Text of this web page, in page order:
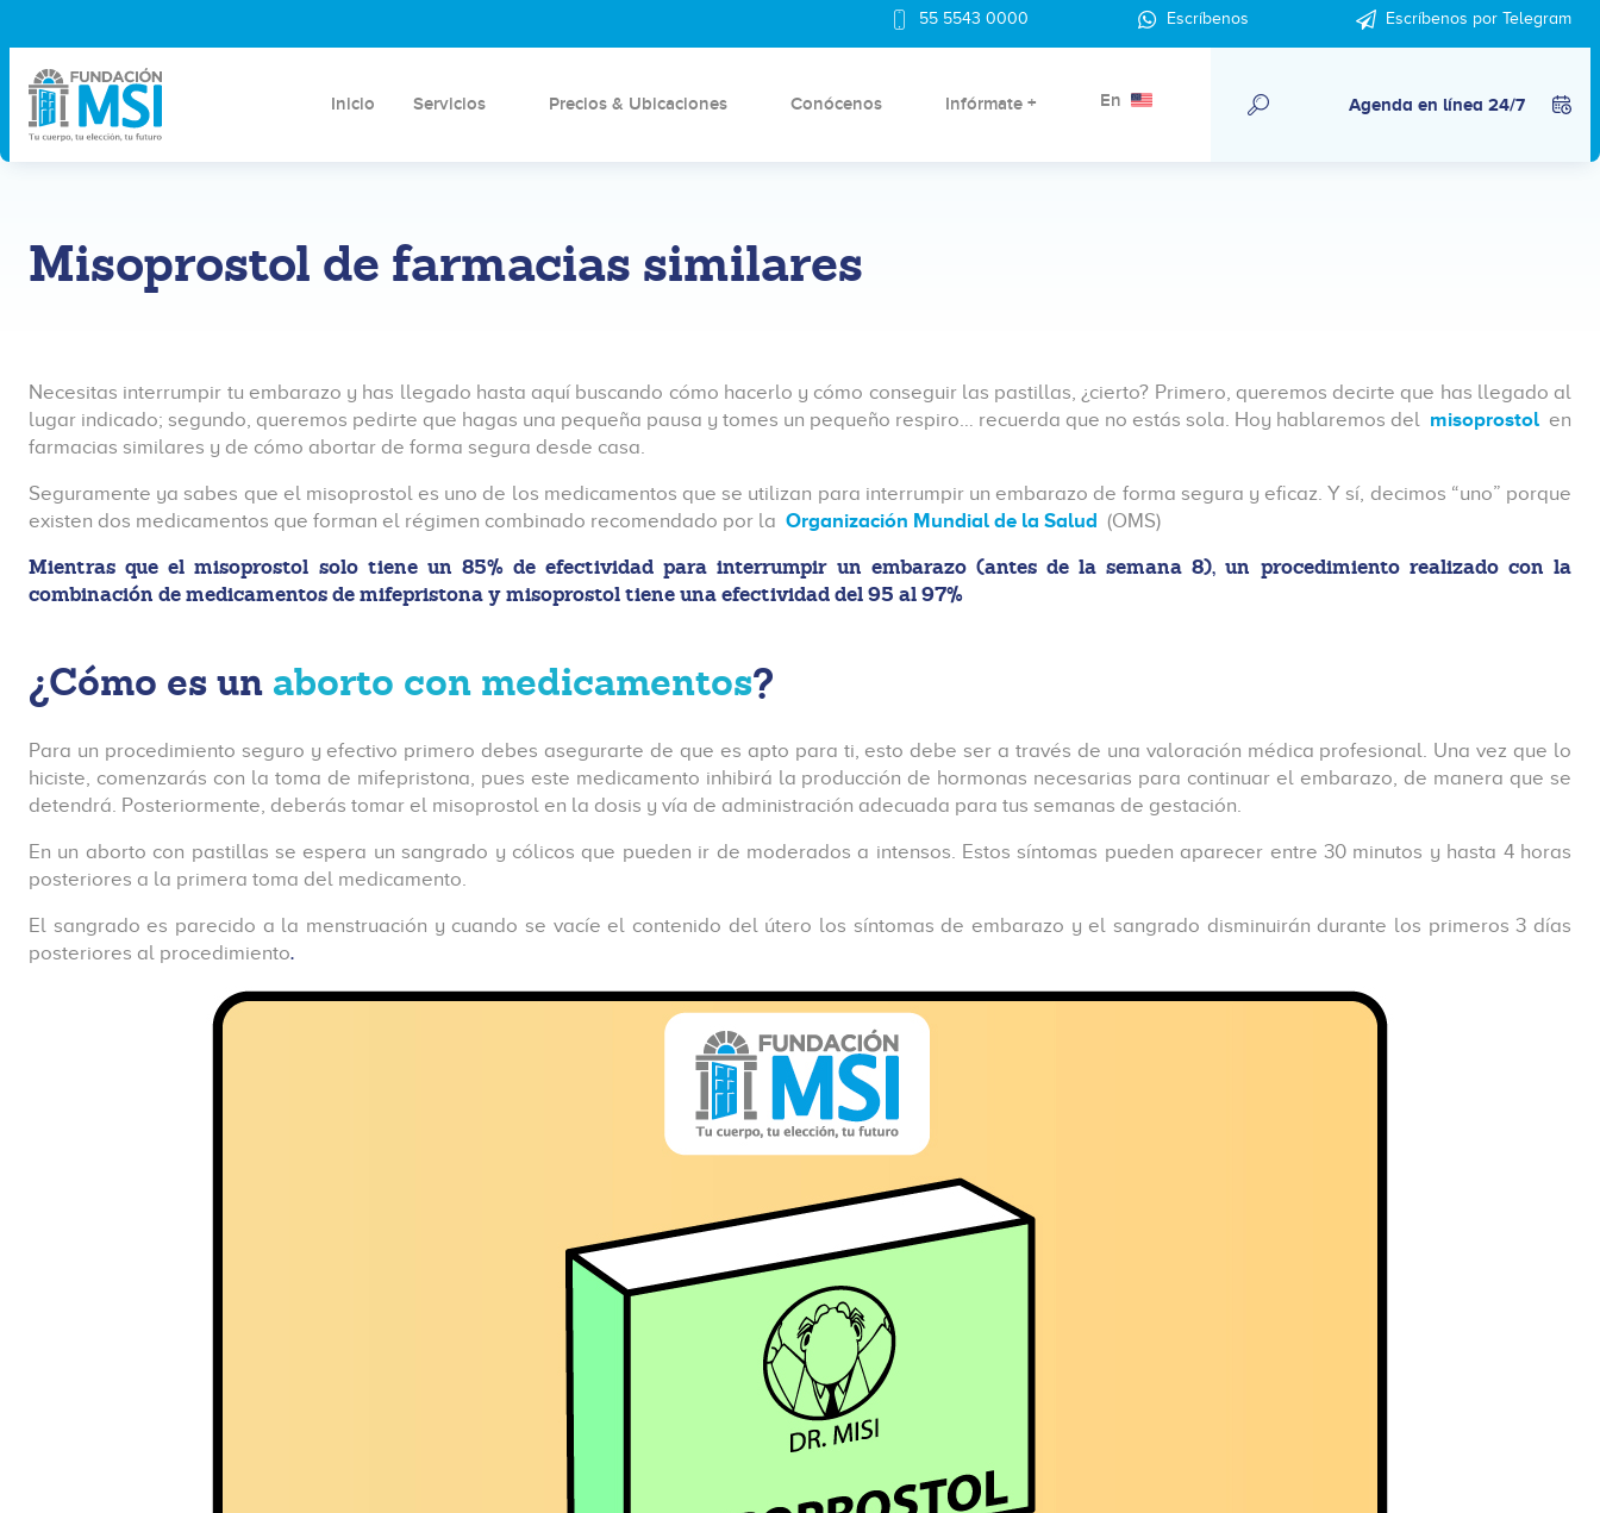
55 5543 0000 Escríbenos Escríbenos por Telegram
Inicio Servicios Precios & Ubicaciones Conócenos Infórmate + En Agenda en línea 24/7
Misoprostol de farmacias similares
Necesitas interrumpir tu embarazo y has llegado hasta aquí buscando cómo hacerlo y cómo conseguir las pastillas, ¿cierto? Primero, queremos decirte que has llegado al
lugar indicado; segundo, queremos pedirte que hagas una pequeña pausa y tomes un pequeño respiro… recuerda que no estás sola. Hoy hablaremos del misoprostol en
farmacias similares y de cómo abortar de forma segura desde casa.
Seguramente ya sabes que el misoprostol es uno de los medicamentos que se utilizan para interrumpir un embarazo de forma segura y eficaz. Y sí, decimos “uno” porque
existen dos medicamentos que forman el régimen combinado recomendado por la Organización Mundial de la Salud (OMS)
Mientras que el misoprostol solo tiene un 85% de efectividad para interrumpir un embarazo (antes de la semana 8), un procedimiento realizado con la
combinación de medicamentos de mifepristona y misoprostol tiene una efectividad del 95 al 97%
¿Cómo es un aborto con medicamentos?
Para un procedimiento seguro y efectivo primero debes asegurarte de que es apto para ti, esto debe ser a través de una valoración médica profesional. Una vez que lo
hiciste, comenzarás con la toma de mifepristona, pues este medicamento inhibirá la producción de hormonas necesarias para continuar el embarazo, de manera que se
detendrá. Posteriormente, deberás tomar el misoprostol en la dosis y vía de administración adecuada para tus semanas de gestación.
En un aborto con pastillas se espera un sangrado y cólicos que pueden ir de moderados a intensos. Estos síntomas pueden aparecer entre 30 minutos y hasta 4 horas
posteriores a la primera toma del medicamento.
El sangrado es parecido a la menstruación y cuando se vacíe el contenido del útero los síntomas de embarazo y el sangrado disminuirán durante los primeros 3 días
posteriores al procedimiento.